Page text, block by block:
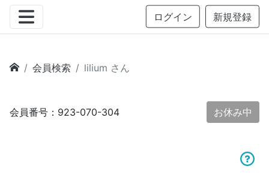
ログイン 新規登録
会員検索 lilium さん
会員番号：923-070-304 お休み中